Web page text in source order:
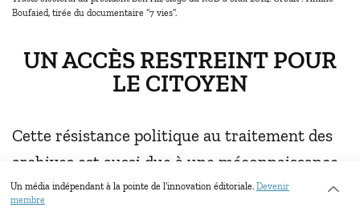
Boufaied, tirée du documentaire “7 vies”.
UN ACCÈS RESTREINT POUR
LE CITOYEN
Cette résistance politique au traitement des
archives est aussi due à une méconnaissance
de leur importance par l’élite politicienne
Un média indépendant à la pointe de l’innovation éditoriale. Devenir
membre